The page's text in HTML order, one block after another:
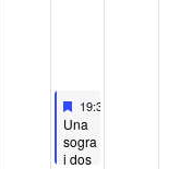
Destacado
November 22,
19:30
Destacado
Una
sogra
i dos